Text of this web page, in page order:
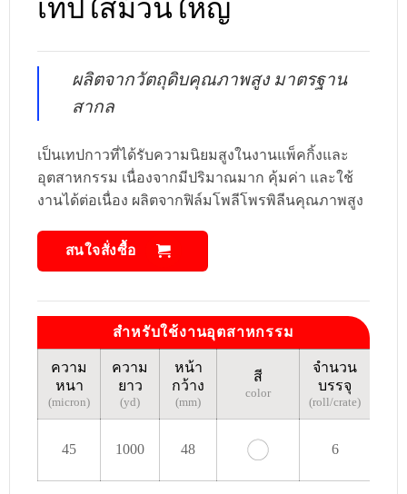
เทปใสม้วนใหญ่
ผลิตจากวัตถุดิบคุณภาพสูง มาตรฐาน
สากล
เป็นเทปกาวที่ได้รับความนิยมสูงในงานแพ็คกิ้งและ
อุตสาหกรรม เนื่องจากมีปริมาณมาก คุ้มค่า และใช้
งานได้ต่อเนื่อง ผลิตจากฟิล์มโพลีโพรพิลีนคุณภาพสูง
สนใจสั่งซื้อ
สำหรับใช้งานอุตสาหกรรม
ความ
หนา
(micron)
ความ
ยาว
(yd)
หน้า
กว้าง
(mm)
สี
color
จำนวน
บรรจุ
(roll/crate)
45 1000 48 6